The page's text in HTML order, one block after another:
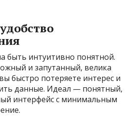
быть интуитивно понятной.
и запутанный, велика
быстро потеряете интерес и
данные. Идеал — понятный,
интерфейс с минимальным